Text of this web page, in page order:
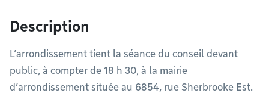
Description
L’arrondissement tient la séance du conseil devant
public, à compter de 18 h 30, à la mairie
d’arrondissement située au 6854, rue Sherbrooke Est.